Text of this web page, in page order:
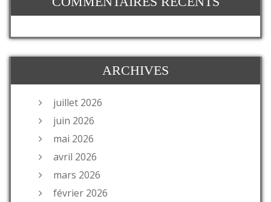
ARCHIVES
juillet 2026
juin 2026
mai 2026
avril 2026
mars 2026
février 2026